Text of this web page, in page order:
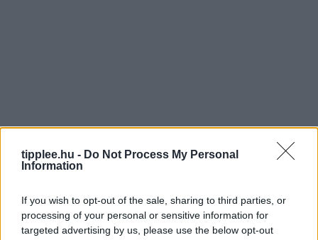
tipplee.hu - Do Not Process My Personal
Information
If you wish to opt-out of the sale, sharing to third parties, or
processing of your personal or sensitive information for
targeted advertising by us, please use the below opt-out